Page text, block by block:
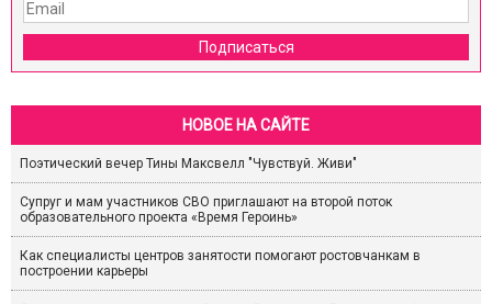
Подписаться
НОВОЕ НА САЙТЕ
Поэтический вечер Тины Максвелл "Чувствуй. Живи"
Супруг и мам участников СВО приглашают на второй поток
образовательного проекта «Время Героинь»
Как специалисты центров занятости помогают ростовчанкам в
построении карьеры